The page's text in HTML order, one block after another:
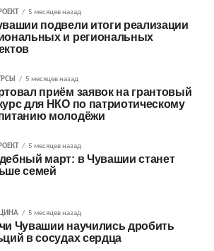
5 месяцев назад
подвели итоги реализации
и региональных
5 месяцев назад
приём заявок на грантовый
для НКО по патриотическому
молодёжи
5 месяцев назад
март: в Чувашии станет
семей
5 месяцев назад
Чувашии научились дробить
в сосудах сердца